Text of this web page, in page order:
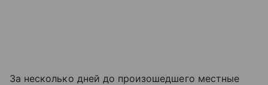
За несколько дней до произошедшего местные